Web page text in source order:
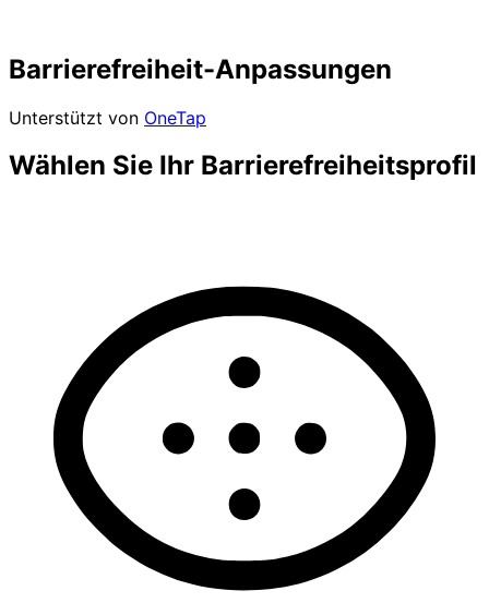
Barrierefreiheit-Anpassungen
Unterstützt von OneTap
Wählen Sie Ihr Barrierefreiheitsprofil